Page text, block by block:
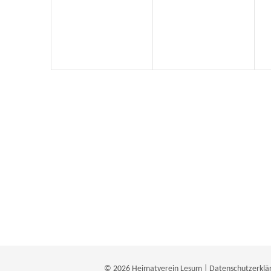
© 2026 Heimatverein Lesum